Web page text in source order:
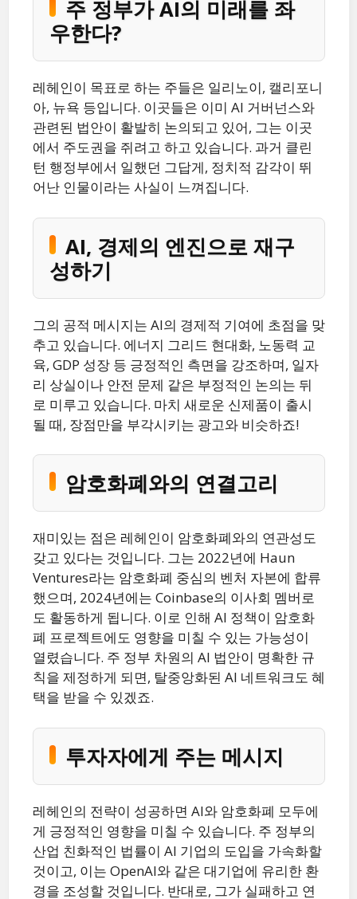
주 정부가 AI의 미래를 좌
우한다?
레헤인이 목표로 하는 주들은 일리노이, 캘리포니
아, 뉴욕 등입니다. 이곳들은 이미 AI 거버넌스와
관련된 법안이 활발히 논의되고 있어, 그는 이곳
에서 주도권을 쥐려고 하고 있습니다. 과거 클린
턴 행정부에서 일했던 그답게, 정치적 감각이 뛰
어난 인물이라는 사실이 느껴집니다.
AI, 경제의 엔진으로 재구
성하기
그의 공적 메시지는 AI의 경제적 기여에 초점을 맞
추고 있습니다. 에너지 그리드 현대화, 노동력 교
육, GDP 성장 등 긍정적인 측면을 강조하며, 일자
리 상실이나 안전 문제 같은 부정적인 논의는 뒤
로 미루고 있습니다. 마치 새로운 신제품이 출시
될 때, 장점만을 부각시키는 광고와 비슷하죠!
암호화폐와의 연결고리
재미있는 점은 레헤인이 암호화폐와의 연관성도
갖고 있다는 것입니다. 그는 2022년에 Haun
Ventures라는 암호화폐 중심의 벤처 자본에 합류
했으며, 2024년에는 Coinbase의 이사회 멤버로
도 활동하게 됩니다. 이로 인해 AI 정책이 암호화
폐 프로젝트에도 영향을 미칠 수 있는 가능성이
열렸습니다. 주 정부 차원의 AI 법안이 명확한 규
칙을 제정하게 되면, 탈중앙화된 AI 네트워크도 혜
택을 받을 수 있겠죠.
투자자에게 주는 메시지
레헤인의 전략이 성공하면 AI와 암호화폐 모두에
게 긍정적인 영향을 미칠 수 있습니다. 주 정부의
산업 친화적인 법률이 AI 기업의 도입을 가속화할
것이고, 이는 OpenAI와 같은 대기업에 유리한 환
경을 조성할 것입니다. 반대로, 그가 실패하고 연